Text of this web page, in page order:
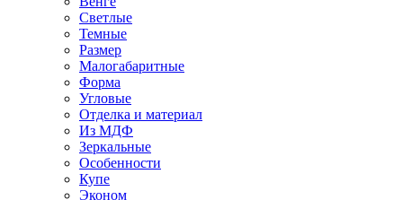
Светлые
Темные
Размер
Малогабаритные
Форма
Угловые
Отделка и материал
Из МДФ
Зеркальные
Особенности
Купе
Эконом